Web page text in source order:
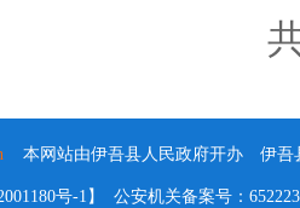
本网站由伊吾县人民政府开办 伊吾
号-1】 公安机关备案号：